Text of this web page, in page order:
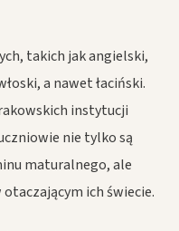
takich jak angielski,
a nawet łaciński.
instytucji
nie tylko są
maturalnego, ale
ich świecie.